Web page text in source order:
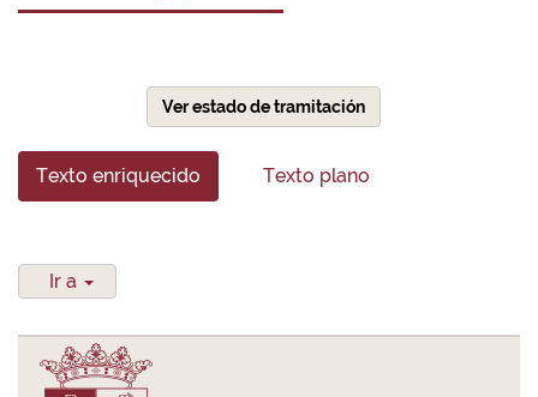
Ver estado de tramitación
Texto enriquecido Texto plano
Ir a